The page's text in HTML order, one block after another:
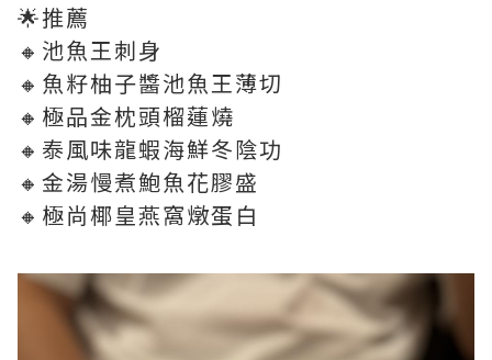
🌟推薦
🔸池魚王刺身
🔸魚籽柚子醬池魚王薄切
🔸極品金枕頭榴蓮燒
🔸泰風味龍蝦海鮮冬陰功
🔸金湯慢煮鮑魚花膠盛
🔸極尚椰皇燕窩燉蛋白